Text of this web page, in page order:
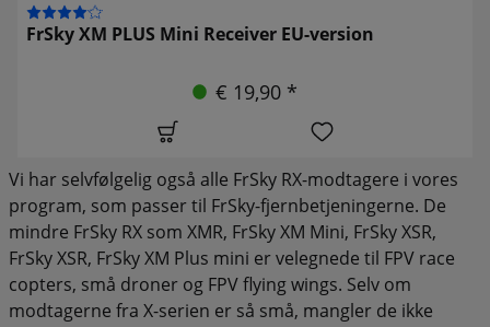
FrSky XM PLUS Mini Receiver EU-version
€ 19,90 *
Vi har selvfølgelig også alle FrSky RX-modtagere i vores
program, som passer til FrSky-fjernbetjeningerne. De
mindre FrSky RX som XMR, FrSky XM Mini, FrSky XSR,
FrSky XSR, FrSky XM Plus mini er velegnede til FPV race
copters, små droner og FPV flying wings. Selv om
modtagerne fra X-serien er så små, mangler de ikke